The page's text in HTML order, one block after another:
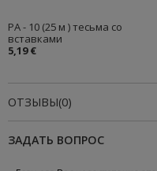
PA - 10 (25 м ) тесьма со
вставками
5,19 €
ОТЗЫВЫ(0)
ЗАДАТЬ ВОПРОС